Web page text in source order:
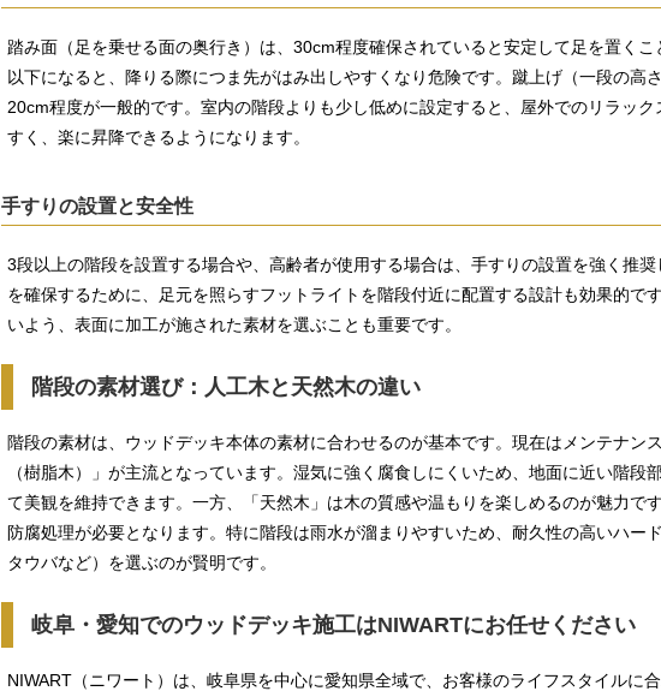
踏み面（足を乗せる面の奥行き）は、30cm程度確保されていると安定して足を置く
以下になると、降りる際につま先がはみ出しやすくなり危険です。蹴上げ（一段の高
20cm程度が一般的です。室内の階段よりも少し低めに設定すると、屋外でのリラッ
すく、楽に昇降できるようになります。
手すりの設置と安全性
3段以上の階段を設置する場合や、高齢者が使用する場合は、手すりの設置を強く推
を確保するために、足元を照らすフットライトを階段付近に配置する設計も効果的で
いよう、表面に加工が施された素材を選ぶことも重要です。
階段の素材選び：人工木と天然木の違い
階段の素材は、ウッドデッキ本体の素材に合わせるのが基本です。現在はメンテナン
（樹脂木）」が主流となっています。湿気に強く腐食しにくいため、地面に近い階段
て美観を維持できます。一方、「天然木」は木の質感や温もりを楽しめるのが魅力で
防腐処理が必要となります。特に階段は雨水が溜まりやすいため、耐久性の高いハー
タウバなど）を選ぶのが賢明です。
岐阜・愛知でのウッドデッキ施工はNIWARTにお任せください
NIWART（ニワート）は、岐阜県を中心に愛知県全域で、お客様のライフスタイルに